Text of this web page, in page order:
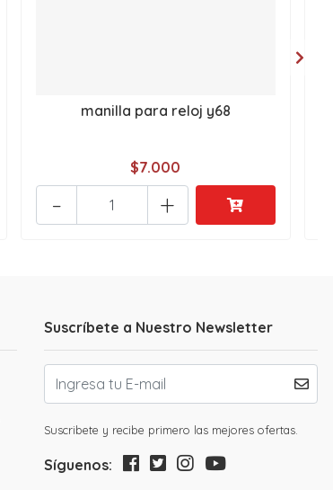
manilla para reloj y68
$7.000
+
-
Suscríbete a Nuestro Newsletter
Suscribete y recibe primero las mejores ofertas.
Síguenos: